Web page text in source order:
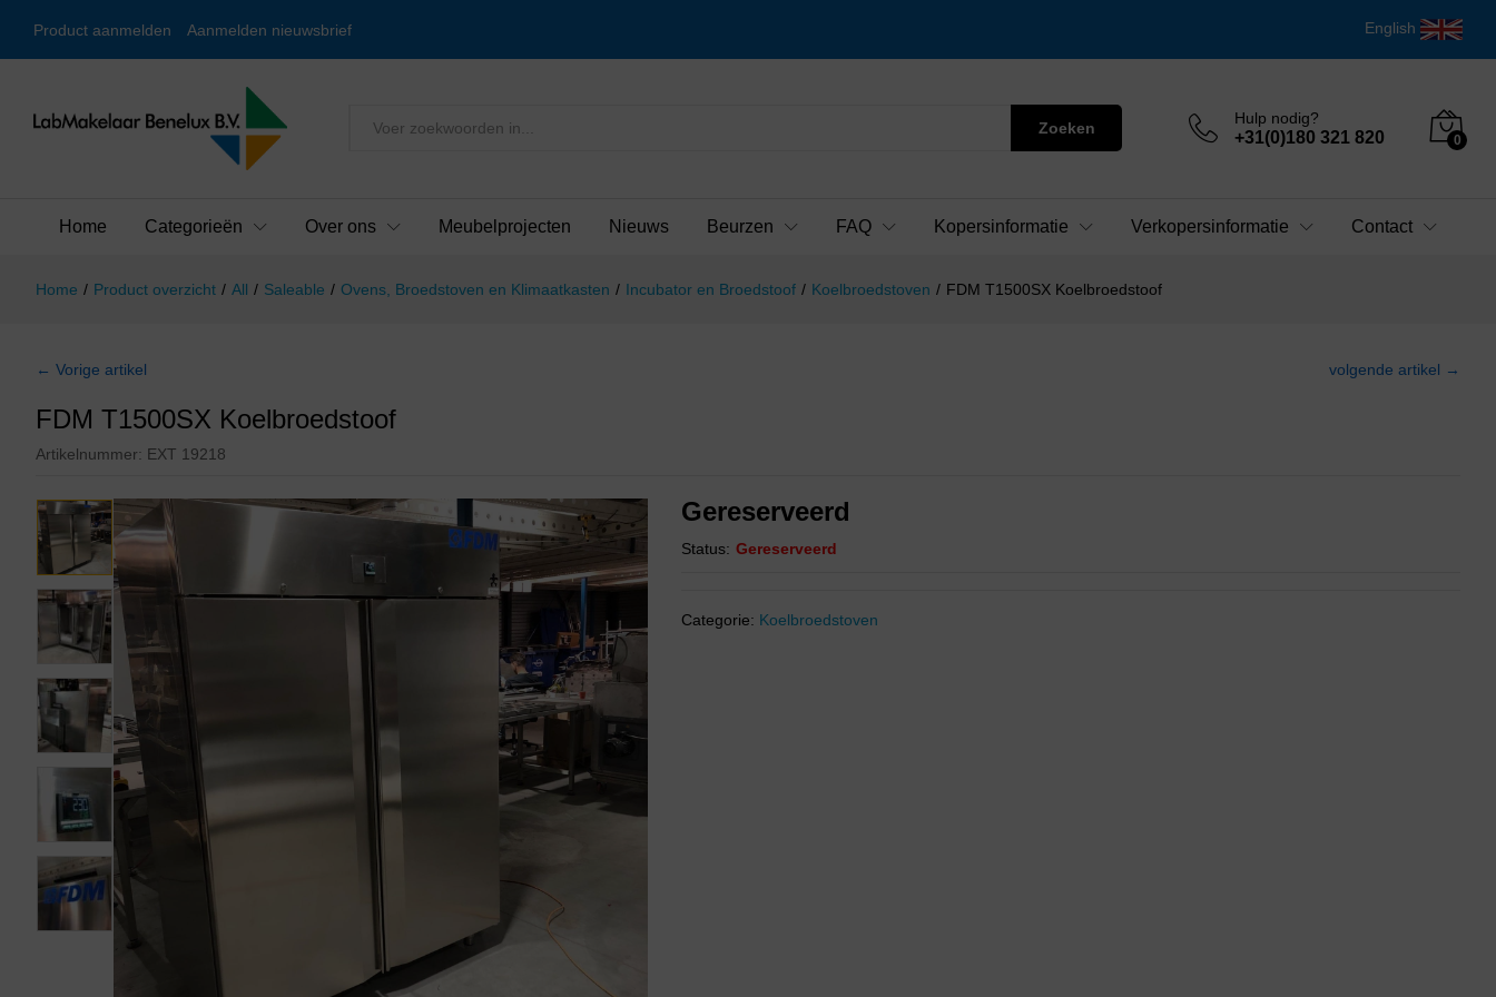
Product aanmelden Aanmelden nieuwsbrief English
Alles Zoeken
Hulp nodig?
+31(0)180 321 820 0
Home Categorieën Over ons Meubelprojecten Nieuws Beurzen FAQ Kopersinformatie Verkopersinformatie Contact
Home / Product overzicht / All / Saleable / Ovens, Broedstoven en Klimaatkasten / Incubator en Broedstoof / Koelbroedstoven / FDM T1500SX Koelbroedstoof
← Vorige artikel volgende artikel →
FDM T1500SX Koelbroedstoof
Artikelnummer: EXT 19218
Gereserveerd
Status: Gereserveerd
Categorie: Koelbroedstoven